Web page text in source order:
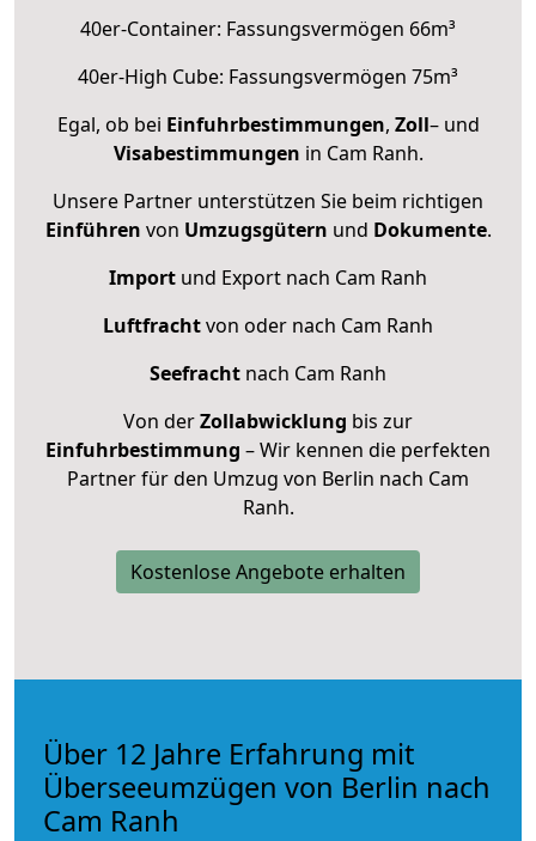
40er-Container: Fassungsvermögen 66m³
40er-High Cube: Fassungsvermögen 75m³
Egal, ob bei Einfuhrbestimmungen, Zoll– und
Visabestimmungen in Cam Ranh.
Unsere Partner unterstützen Sie beim richtigen
Einführen von Umzugsgütern und Dokumente.
Import und Export nach Cam Ranh
Luftfrachtvon oder nach Cam Ranh
Seefracht nach Cam Ranh
Von derZollabwicklung bis zur
Einfuhrbestimmung – Wir kennen die perfekten
Partner für den Umzug von Berlin nach Cam
Ranh.
Kostenlose Angebote erhalten
Über 12 Jahre Erfahrung mit
Überseeumzügen von Berlin nach
Cam Ranh